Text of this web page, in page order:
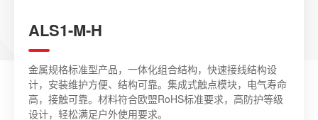
ALS1-M-H
金属规格标准型产品，一体化组合结构，快速接线结构设
计，安装维护方便、结构可靠。集成式触点模块，电气寿命
高，接触可靠。材料符合欧盟RoHS标准要求，高防护等级
设计，轻松满足户外使用要求。